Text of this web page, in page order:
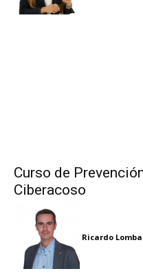
Curso de
Ciberacoso
Ricardo